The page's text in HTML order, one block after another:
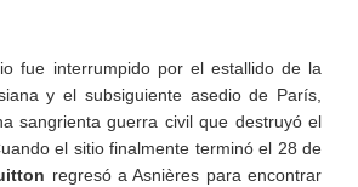
fue interrumpido por el estallido de la
y el subsiguiente asedio de París,
sangrienta guerra civil que destruyó el
el sitio finalmente terminó el 28 de
regresó a Asnières para encontrar